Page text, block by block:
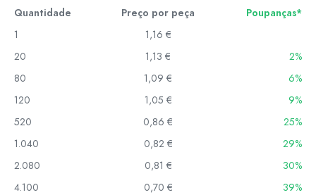
Quantidade Preço por peça
Poupanças*
1
1,16 €
20
1,13 €
2%
80
1,09 €
6%
120
1,05 €
9%
520
0,86 €
25%
1.040
0,82 €
29%
2.080
0,81 €
30%
4.100
0,70 € 39%